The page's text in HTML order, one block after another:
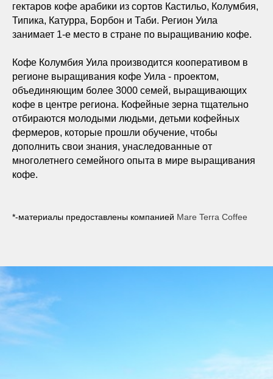
гектаров кофе арабики из сортов Кастильо, Колумбия,
Типика, Катурра, Борбон и Таби. Регион Уила
занимает 1-е место в стране по выращиванию кофе.
Кофе Колумбия Уила производится кооперативом в
регионе выращивания кофе Уила - проектом,
объединяющим более 3000 семей, выращивающих
кофе в центре региона. Кофейные зерна тщательно
отбираются молодыми людьми, детьми кофейных
фермеров, которые прошли обучение, чтобы
дополнить свои знания, унаследованные от
многолетнего семейного опыта в мире выращивания
кофе.
*-материалы предоставлены компанией Mare Terra Coffee